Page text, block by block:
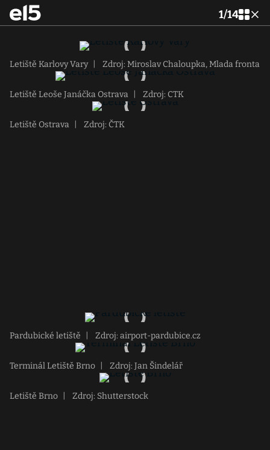
1/14
Letiště Karlovy Vary Zdroj: Miroslav Chaloupka, Mlada fronta
Letiště Leoše Janáčka Ostrava Zdroj: CTK
Letiště Ostrava Zdroj: ČTK
Pardubické letiště Zdroj: airport-pardubice.cz
Terminál Letiště Brno Zdroj: Jan Šindelář
Letiště Brno Zdroj: Shutterstock